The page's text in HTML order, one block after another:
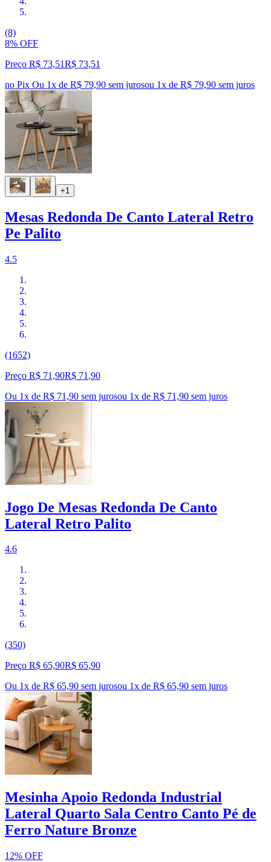
(8)
8% OFF
Preço R$ 73,51R$ 73,51
no Pix Ou 1x de R$ 79,90 sem jurosou 1x de R$ 79,90 sem juros
+1
Mesas Redonda De Canto Lateral Retro
Pe Palito
4.5
(1652)
Preço R$ 71,90R$ 71 ,90
Ou 1x de R$ 71,90 sem jurosou 1x de R$ 71,90 sem juros
Jogo De Mesas Redonda De Canto
Lateral Retro Palito
4.6
(350)
Preço R$ 65,90R$ 65,90
Ou 1x de R$ 65,90 sem jurosou 1x de R$ 65,90 sem juros
Mesinha Apoio Redonda Industrial
Lateral Quarto Sala Centro Canto Pé de
Ferro Nature Bronze
12% OFF